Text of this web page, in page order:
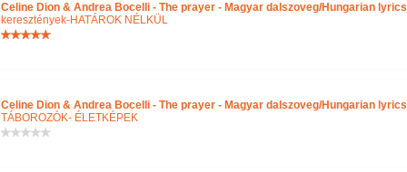
Celine Dion & Andrea Bocelli - The prayer - Magyar dalszoveg/Hungarian lyrics
keresztények-HATÁROK NÉLKÜL
Celine Dion & Andrea Bocelli - The prayer - Magyar dalszoveg/Hungarian lyrics
TÁBOROZÓK- ÉLETKÉPEK